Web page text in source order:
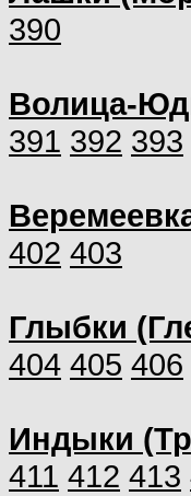
390
Волица-
391 392 393
402 403
Глыбки
404 405 406
Индыки
411 412 413